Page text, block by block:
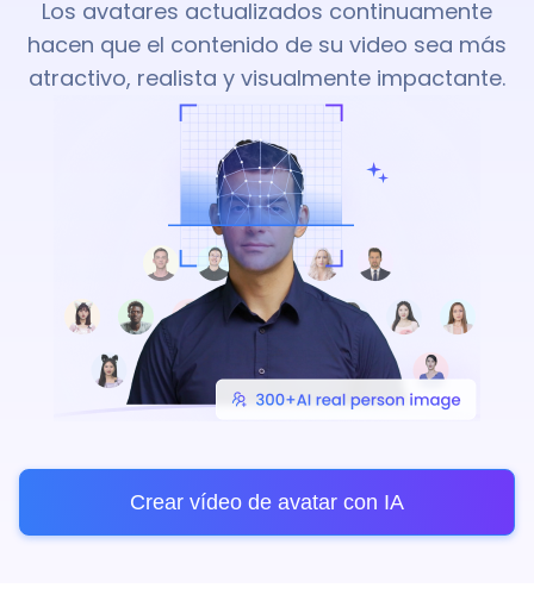
Los avatares actualizados continuamente
hacen que el contenido de su video sea más
atractivo, realista y visualmente impactante.
Crear vídeo de avatar con IA